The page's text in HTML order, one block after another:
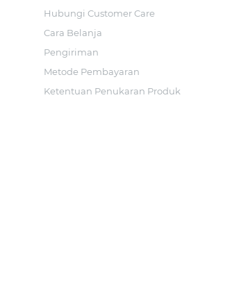
Hubungi Customer Care
Cara Belanja
Pengiriman
Metode Pembayaran
Ketentuan Penukaran Produk